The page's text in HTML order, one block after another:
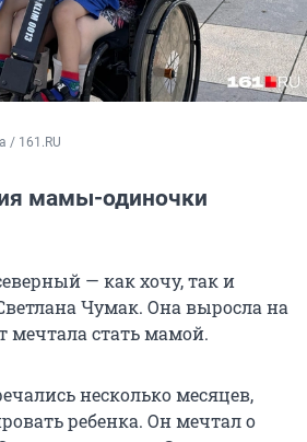
/ 161.RU
мамы-одиночки
— как хочу, так и
Чумак. Она выросла на
мечтала стать мамой.
несколько месяцев,
ребенка. Он мечтал о